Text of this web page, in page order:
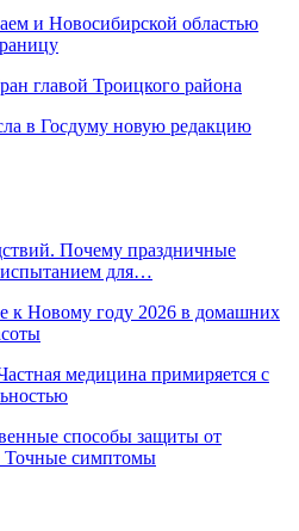
и Новосибирской областью
главой Троицкого района
в Госдуму новую редакцию
Почему праздничные
испытанием для…
к Новому году 2026 в домашних
медицина примиряется с
способы защиты от
Точные симптомы